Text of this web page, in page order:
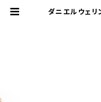
ダニエルウェ